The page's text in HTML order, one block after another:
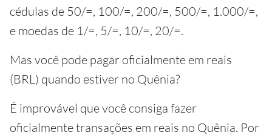
cédulas de 50/=, 100/=, 200/=, 500/=, 1.000/=,
e moedas de 1/=, 5/=, 10/=, 20/=.
Mas você pode pagar oficialmente em reais
(BRL) quando estiver no Quênia?
É improvável que você consiga fazer
oficialmente transações em reais no Quênia. Por